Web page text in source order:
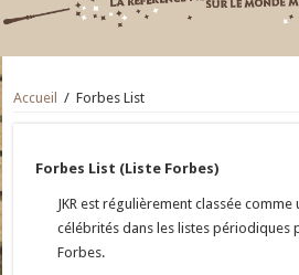
Accueil / Forbes List
Forbes List (Liste Forbes)
JKR est régulièrement classée
célébrités dans les listes périodiques
Forbes.